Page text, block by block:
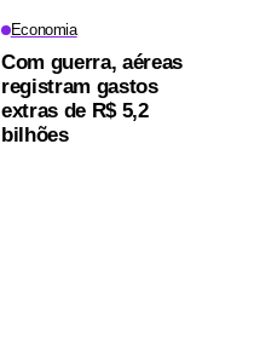
Economia
Com guerra, aéreas
registram gastos
extras de R$ 5,2
bilhões